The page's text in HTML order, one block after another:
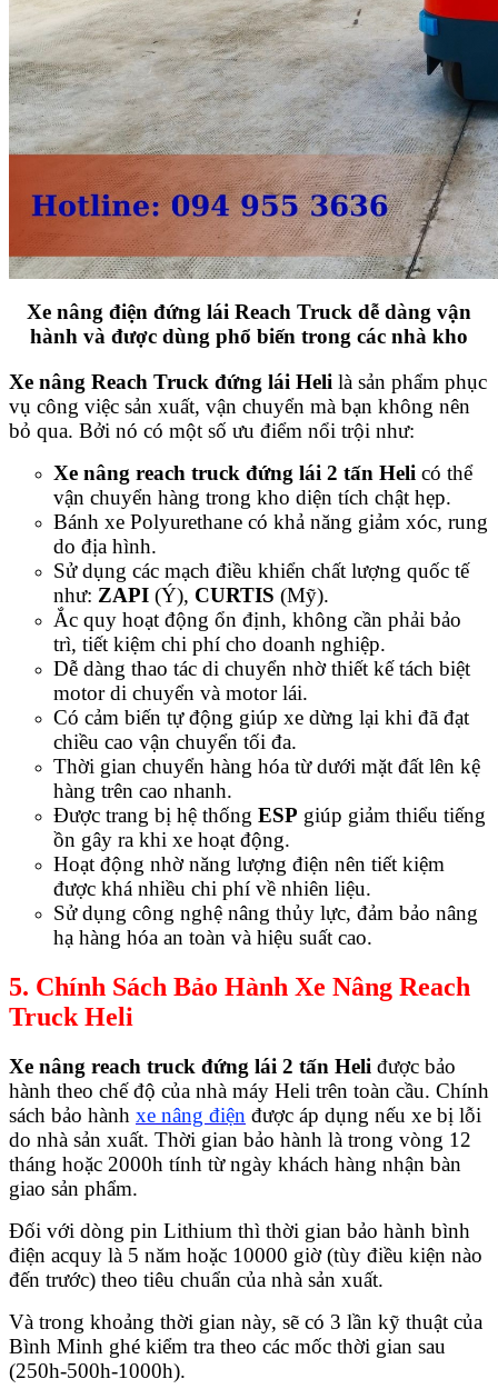
Xe nâng điện đứng lái Reach Truck dễ dàng vận
hành và được dùng phổ biến trong các nhà kho
Xe nâng Reach Truck đứng lái Heli là sản phẩm phục
vụ công việc sản xuất, vận chuyển mà bạn không nên
bỏ qua. Bởi nó có một số ưu điểm nổi trội như:
Xe nâng reach truck đứng lái 2 tấn Heli có thể
vận chuyển hàng trong kho diện tích chật hẹp.
Bánh xe Polyurethane có khả năng giảm xóc, rung
do địa hình.
Sử dụng các mạch điều khiển chất lượng quốc tế
như: ZAPI (Ý), CURTIS (Mỹ).
Ắc quy hoạt động ổn định, không cần phải bảo
trì, tiết kiệm chi phí cho doanh nghiệp.
Dễ dàng thao tác di chuyển nhờ thiết kế tách biệt
motor di chuyển và motor lái.
Có cảm biến tự động giúp xe dừng lại khi đã đạt
chiều cao vận chuyển tối đa.
Thời gian chuyển hàng hóa từ dưới mặt đất lên kệ
hàng trên cao nhanh.
Được trang bị hệ thống ESP giúp giảm thiểu tiếng
ồn gây ra khi xe hoạt động.
Hoạt động nhờ năng lượng điện nên tiết kiệm
được khá nhiều chi phí về nhiên liệu.
Sử dụng công nghệ nâng thủy lực, đảm bảo nâng
hạ hàng hóa an toàn và hiệu suất cao.
5. Chính Sách Bảo Hành Xe Nâng Reach
Truck Heli
Xe nâng reach truck đứng lái 2 tấn Heli được bảo
hành theo chế độ của nhà máy Heli trên toàn cầu. Chính
sách bảo hành xe nâng điện được áp dụng nếu xe bị lỗi
do nhà sản xuất. Thời gian bảo hành là trong vòng 12
tháng hoặc 2000h tính từ ngày khách hàng nhận bàn
giao sản phẩm.
Đối với dòng pin Lithium thì thời gian bảo hành bình
điện acquy là 5 năm hoặc 10000 giờ (tùy điều kiện nào
đến trước) theo tiêu chuẩn của nhà sản xuất.
Và trong khoảng thời gian này, sẽ có 3 lần kỹ thuật của
Bình Minh ghé kiểm tra theo các mốc thời gian sau
(250h-500h-1000h).